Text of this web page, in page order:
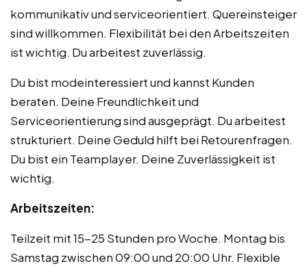
kommunikativ und serviceorientiert. Quereinsteiger
sind willkommen. Flexibilität bei den Arbeitszeiten
ist wichtig. Du arbeitest zuverlässig.
Du bist modeinteressiert und kannst Kunden
beraten. Deine Freundlichkeit und
Serviceorientierung sind ausgeprägt. Du arbeitest
strukturiert. Deine Geduld hilft bei Retourenfragen.
Du bist ein Teamplayer. Deine Zuverlässigkeit ist
wichtig.
Arbeitszeiten:
Teilzeit mit 15-25 Stunden pro Woche. Montag bis
Samstag zwischen 09:00 und 20:00 Uhr. Flexible